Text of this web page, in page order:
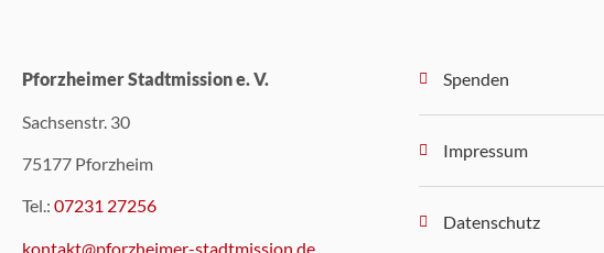
Pforzheimer Stadtmission e. V.
Sachsenstr. 30
75177 Pforzheim
Tel.: 07231 27256
kontakt@pforzheimer-stadtmission.de
Spenden
Impressum
Datenschutz